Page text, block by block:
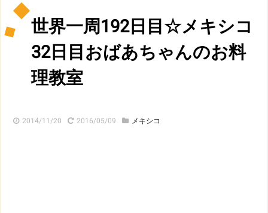
世界一周192日目☆メキシコ
32日目おばあちゃんのお料
理教室
2014/11/20 2016/05/09 メキシコ